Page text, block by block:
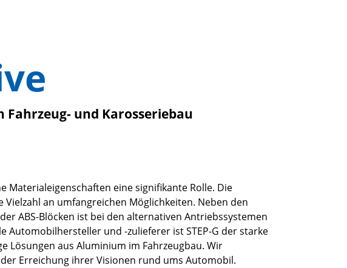
und Karosseriebau
Materialeigenschaften eine signifikante Rolle. Die
an umfangreichen Möglichkeiten. Neben den
ABS-Blöcken ist bei den alternativen Antriebssystemen
Automobilhersteller und -zulieferer ist STEP-G der starke
Lösungen aus Aluminium im Fahrzeugbau. Wir
Erreichung ihrer Visionen rund ums Automobil.